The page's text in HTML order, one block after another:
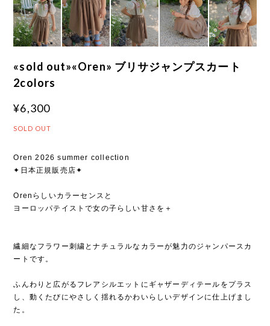
«sold out»«Oren» ブリサジャンプスカート
2colors
¥6,300
SOLD OUT
Oren 2026 summer collection
✦日本正規販売店✦
Orenらしいカラーセンスと
ヨーロッパテイストで女の子らしい甘さを＋
繊細なフラワー刺繍とナチュラルなカラーが魅力のジャンパースカ
ートです。
ふんわりと広がるフレアシルエットにギャザーディテールをプラス
し、動くたびにやさしく揺れるかわいらしいデザインに仕上げまし
た。